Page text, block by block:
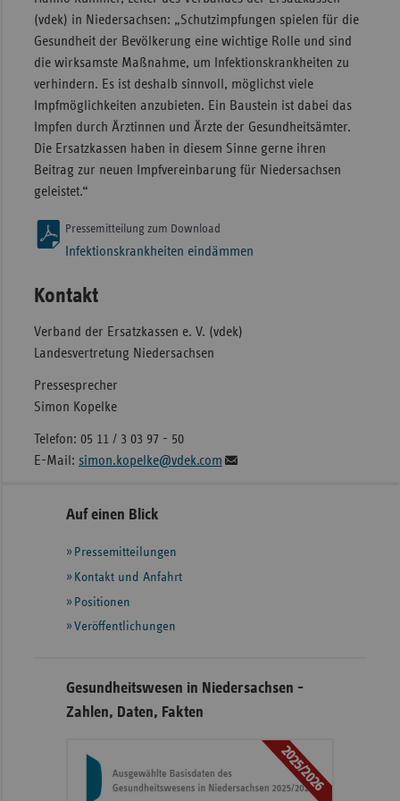
(vdek) in Niedersachsen: „Schutzimpfungen spielen für die
Gesundheit der Bevölkerung eine wichtige Rolle und sind
die wirksamste Maßnahme, um Infektionskrankheiten zu
verhindern. Es ist deshalb sinnvoll, möglichst viele
Impfmöglichkeiten anzubieten. Ein Baustein ist dabei das
Impfen durch Ärztinnen und Ärzte der Gesundheitsämter.
Die Ersatzkassen haben in diesem Sinne gerne ihren
Beitrag zur neuen Impfvereinbarung für Niedersachsen
geleistet.“
Pressemitteilung zum Download
Infektionskrankheiten eindämmen
Kontakt
Verband der Ersatzkassen e. V. (vdek)
Landesvertretung Niedersachsen
Pressesprecher
Simon Kopelke
Telefon: 05 11 / 3 03 97 - 50
E-Mail: simon.kopelke@vdek.com
Seitennavigation
Seitenleiste
weiteren
Informationen
Auf einen Blick
Pressemitteilungen
Kontakt und Anfahrt
Positionen
Veröffentlichungen
Gesundheitswesen in Niedersachsen -
Zahlen, Daten, Fakten
2025/2026